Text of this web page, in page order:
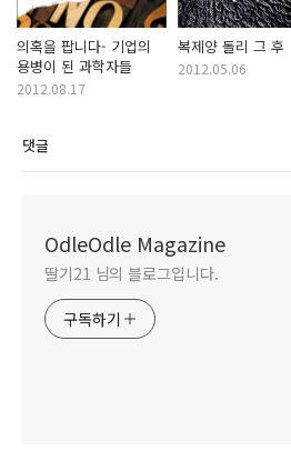
의혹을 팝니다- 기업의
용병이 된 과학자들
2012.08.17
복제양 돌리 그 후
2012.05.06
댓글
OdleOdle Magazine
딸기21 님의 블로그입니다.
구독하기